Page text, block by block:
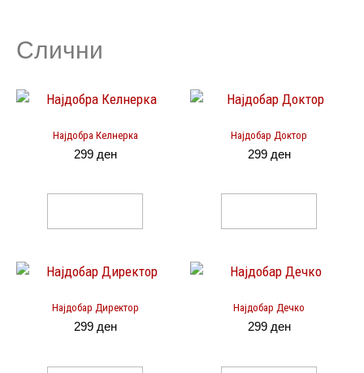
Слични
Најдобра Келнерка
299 ден
Најдобар Доктор
299 ден
Најдобар Директор
299 ден
Најдобар Дечко
299 ден